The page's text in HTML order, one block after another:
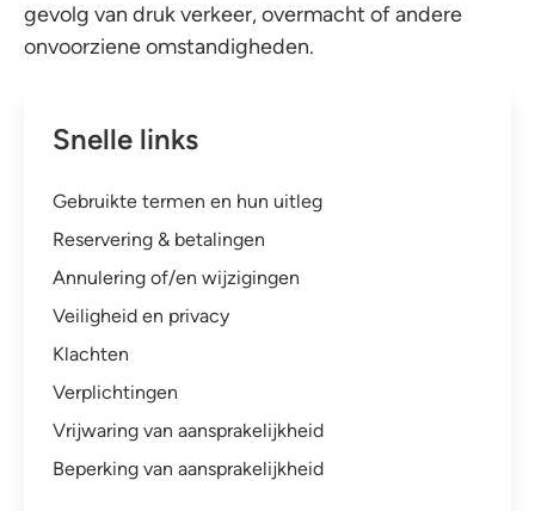
gevolg van druk verkeer, overmacht of andere
onvoorziene omstandigheden.
Snelle links
Gebruikte termen en hun uitleg
Reservering & betalingen
Annulering of/en wijzigingen
Veiligheid en privacy
Klachten
Verplichtingen
Vrijwaring van aansprakelijkheid
Beperking van aansprakelijkheid